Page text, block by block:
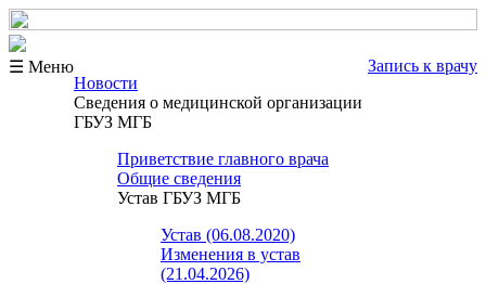
☰ Меню
Запись к врачу
Новости
Сведения о медицинской организации
ГБУЗ МГБ
Приветствие главного врача
Общие сведения
Устав ГБУЗ МГБ
Устав (06.08.2020)
Изменения в устав
(21.04.2026)